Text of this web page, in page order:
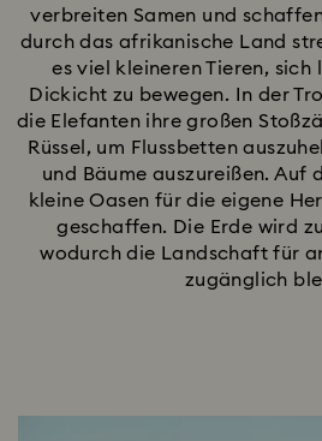
verbreiten Samen und
durch das afrikanische Land
es viel kleineren Tieren, sich
Dickicht zu bewegen. In der
die Elefanten ihre großen
Rüssel, um Flussbetten
und Bäume auszureißen. Auf
kleine Oasen für die eigene
geschaffen. Die Erde wird
wodurch die Landschaft für
zugänglich